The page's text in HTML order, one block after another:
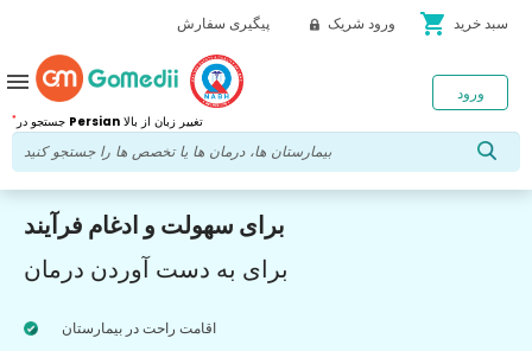
پیگیری سفارش ورود شریک shopping_cart سبد خرید
* Persian تغییر زبان از بالا
ورود menu
برای سهولت و ادغام فرآیند
برای به دست آوردن درمان
اقامت راحت در بیمارستان